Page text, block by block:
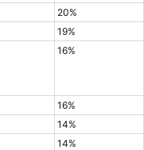
20%
19%
16%
16%
14%
14%